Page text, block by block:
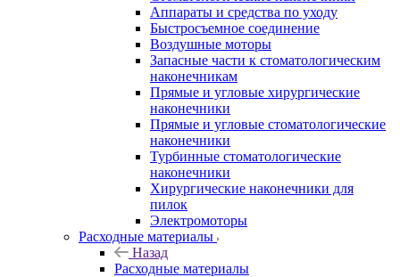
Аппараты и средства по уходу
Быстросъемное соединение
Воздушные моторы
Запасные части к стоматологическим
наконечникам
Прямые и угловые хирургические
наконечники
Прямые и угловые стоматологические
наконечники
Турбинные стоматологические
наконечники
Хирургические наконечники для
пилок
Электромоторы
Расходные материалы
Назад
Расходные материалы